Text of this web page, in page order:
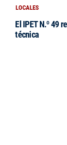
LOCALES
El IPET N.º 49
técnica